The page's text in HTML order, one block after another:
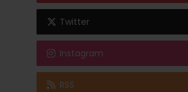
Twitter
Instagram
RSS